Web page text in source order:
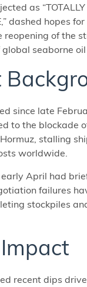
as “TOTALLY
dashed hopes
reopening of the
seaborne oil
since late
to the blockade
stalling
worldwide.
April had
failures
stockpiles
recent dips